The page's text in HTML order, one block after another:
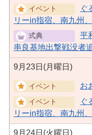
ぐ
リーin指宿、南九州
平
串良基地出撃戦没者
9月23日(月曜日)
お
ぐ
リーin指宿、南九州
9月24日(火曜日)